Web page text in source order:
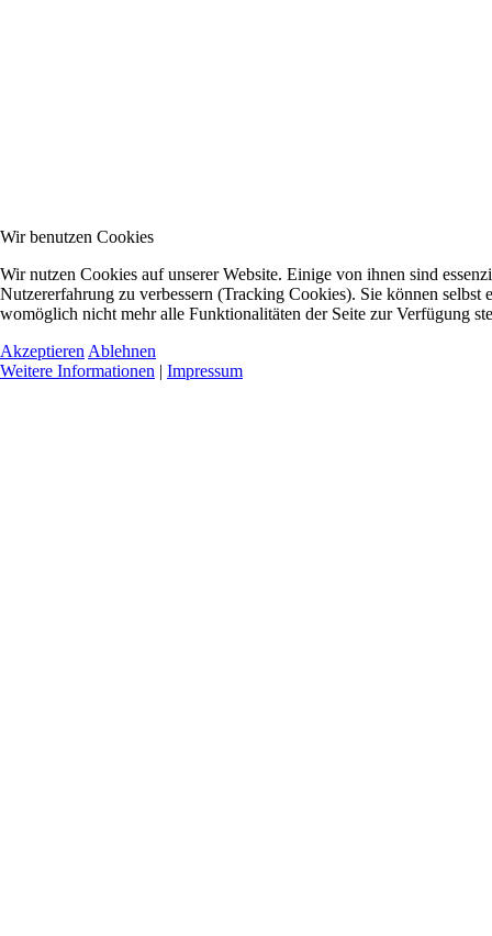
Wir benutzen Cookies
Wir nutzen Cookies auf unserer Website. Einige von ihnen sind
Nutzererfahrung zu verbessern (Tracking Cookies). Sie können
womöglich nicht mehr alle Funktionalitäten der Seite zur Verfügung
Akzeptieren Ablehnen
Weitere Informationen | Impressum